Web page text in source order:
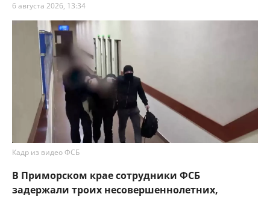
6 августа 2026, 13:34
Кадр из видео ФСБ
В Приморском крае сотрудники ФСБ
задержали троих несовершеннолетних,